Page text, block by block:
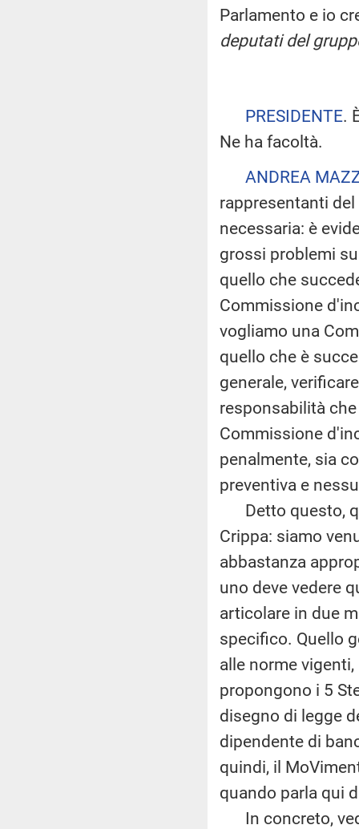
Parlamento e io
deputati del
PRESIDENTE.
Ne ha facoltà.
ANDREA
rappresentanti
necessaria: è
grossi problemi
quello che
Commissione
vogliamo una
quello che è
generale,
responsabilità
Commissione
penalmente, sia
preventiva e
Detto questo,
Crippa: siamo
abbastanza
uno deve vedere
articolare in due
specifico. Quello
alle norme
propongono i 5
disegno di legge
dipendente di
quindi, il
quando parla qui
In concreto,